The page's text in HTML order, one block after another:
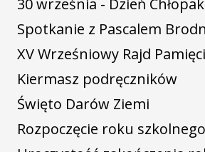
30 września - Dzień
Spotkanie z Pascalem
XV Wrześniowy Rajd Pamięci
Kiermasz podręczników
Święto Darów Ziemi
Rozpoczęcie roku szkolnego